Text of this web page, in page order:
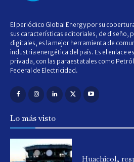
El periódico Global Energy por su
sus características editoriales, de diseño,
digitales, es la mejor herramienta de
industria energética del país. Es el enlace
privada, con las paraestatales como
Federal de Electricidad.
Lo más visto
Huachicol,